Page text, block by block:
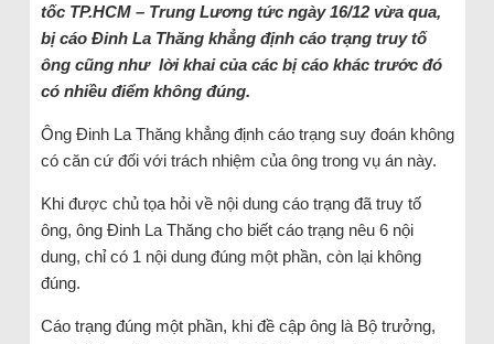
tốc TP.HCM – Trung Lương tức ngày 16/12 vừa qua,
bị cáo Đinh La Thăng khẳng định cáo trạng truy tố
ông cũng như lời khai của các bị cáo khác trước đó
có nhiều điểm không đúng.
Ông Đinh La Thăng khẳng định cáo trạng suy đoán không
có căn cứ đối với trách nhiệm của ông trong vụ án này.
Khi được chủ tọa hỏi về nội dung cáo trạng đã truy tố
ông, ông Đinh La Thăng cho biết cáo trạng nêu 6 nội
dung, chỉ có 1 nội dung đúng một phần, còn lại không
đúng.
Cáo trạng đúng một phần, khi đề cập ông là Bộ trưởng,